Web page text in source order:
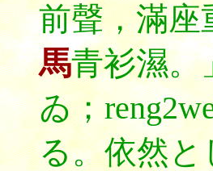
前聲，滿座
馬青衫濕。
ゐ；
る。依然